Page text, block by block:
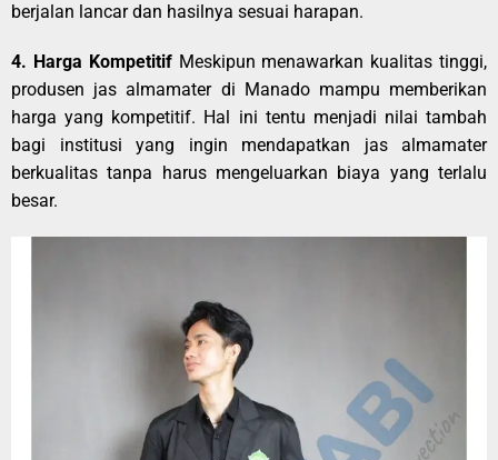
berjalan lancar dan hasilnya sesuai harapan.
4. Harga KompetitifMeskipun menawarkan kualitas tinggi,
produsen jas almamater di Manado mampu memberikan
harga yang kompetitif. Hal ini tentu menjadi nilai tambah
bagi institusi yang ingin mendapatkan jas almamater
berkualitas tanpa harus mengeluarkan biaya yang terlalu
besar.